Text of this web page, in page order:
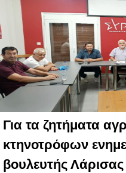
Για τα ζητήματα
κτηνοτρόφων
βουλευτής